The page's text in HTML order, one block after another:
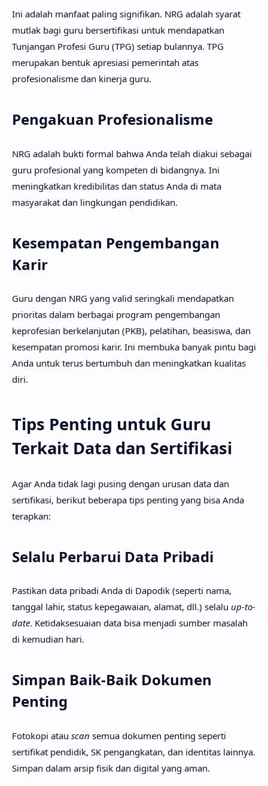
Ini adalah manfaat paling signifikan. NRG adalah syarat
mutlak bagi guru bersertifikasi untuk mendapatkan
Tunjangan Profesi Guru (TPG) setiap bulannya. TPG
merupakan bentuk apresiasi pemerintah atas
profesionalisme dan kinerja guru.
Pengakuan Profesionalisme
NRG adalah bukti formal bahwa Anda telah diakui sebagai
guru profesional yang kompeten di bidangnya. Ini
meningkatkan kredibilitas dan status Anda di mata
masyarakat dan lingkungan pendidikan.
Kesempatan Pengembangan
Karir
Guru dengan NRG yang valid seringkali mendapatkan
prioritas dalam berbagai program pengembangan
keprofesian berkelanjutan (PKB), pelatihan, beasiswa, dan
kesempatan promosi karir. Ini membuka banyak pintu bagi
Anda untuk terus bertumbuh dan meningkatkan kualitas
diri.
Tips Penting untuk Guru
Terkait Data dan Sertifikasi
Agar Anda tidak lagi pusing dengan urusan data dan
sertifikasi, berikut beberapa tips penting yang bisa Anda
terapkan:
Selalu Perbarui Data Pribadi
Pastikan data pribadi Anda di Dapodik (seperti nama,
tanggal lahir, status kepegawaian, alamat, dll.) selalu up-to-
date. Ketidaksesuaian data bisa menjadi sumber masalah
di kemudian hari.
Simpan Baik-Baik Dokumen
Penting
Fotokopi atau scan semua dokumen penting seperti
sertifikat pendidik, SK pengangkatan, dan identitas lainnya.
Simpan dalam arsip fisik dan digital yang aman.